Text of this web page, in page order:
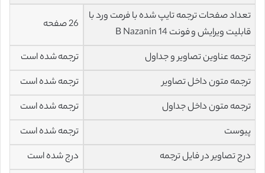
تعداد صفحات ترجمه تایپ شده با فرمت ورد با
قابلیت ویرایش و فونت 14 B Nazanin
26 صفحه
ترجمه عناوین تصاویر و جداول
ترجمه شده است
ترجمه متون داخل تصاویر
ترجمه شده است
ترجمه متون داخل جداول
ترجمه شده است
پیوست
ترجمه شده است
درج تصاویر در فایل ترجمه
درج شده است